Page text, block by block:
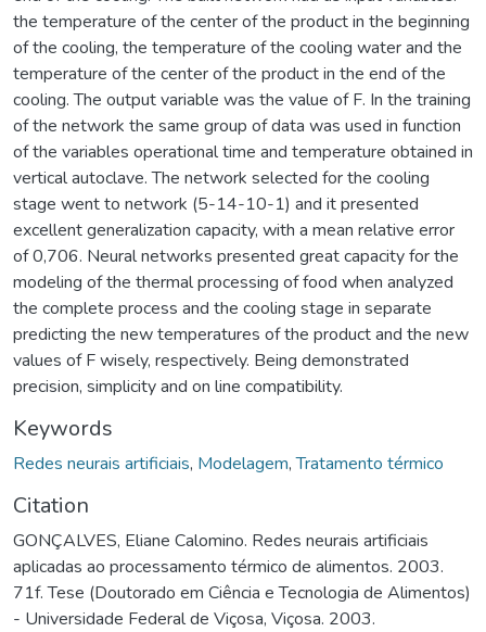
the temperature of the center of the product in the beginning
of the cooling, the temperature of the cooling water and the
temperature of the center of the product in the end of the
cooling. The output variable was the value of F. In the training
of the network the same group of data was used in function
of the variables operational time and temperature obtained in
vertical autoclave. The network selected for the cooling
stage went to network (5-14-10-1) and it presented
excellent generalization capacity, with a mean relative error
of 0,706. Neural networks presented great capacity for the
modeling of the thermal processing of food when analyzed
the complete process and the cooling stage in separate
predicting the new temperatures of the product and the new
values of F wisely, respectively. Being demonstrated
precision, simplicity and on line compatibility.
Keywords
Redes neurais artificiais, Modelagem,Tratamento térmico
Citation
GONÇALVES, Eliane Calomino. Redes neurais artificiais
aplicadas ao processamento térmico de alimentos. 2003.
71f. Tese (Doutorado em Ciência e Tecnologia de Alimentos)
- Universidade Federal de Viçosa, Viçosa. 2003.